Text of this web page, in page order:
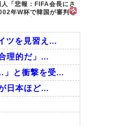
人「悲報：FIFA会長にさ
年W杯で韓国が審判を
ツを見習え...
理的だ」...
」と衝撃を受...
日本ほど...